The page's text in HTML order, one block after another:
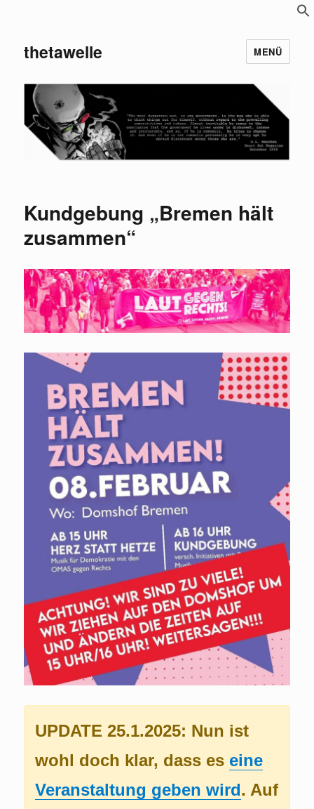
thetawelle MENÜ
Kundgebung „Bremen hält
zusammen“
UPDATE 25.1.2025: Nun ist
wohl doch klar, dass es eine
Veranstaltung geben wird. Auf